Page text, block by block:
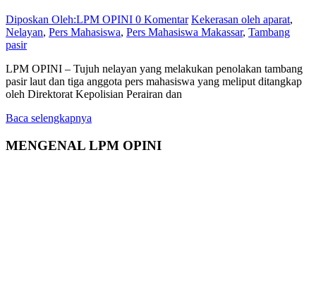
Diposkan Oleh:LPM OPINI 0 Komentar Kekerasan oleh aparat,
Nelayan, Pers Mahasiswa, Pers Mahasiswa Makassar, Tambang
pasir
LPM OPINI – Tujuh nelayan yang melakukan penolakan tambang
pasir laut dan tiga anggota pers mahasiswa yang meliput ditangkap
oleh Direktorat Kepolisian Perairan dan
Baca selengkapnya
MENGENAL LPM OPINI